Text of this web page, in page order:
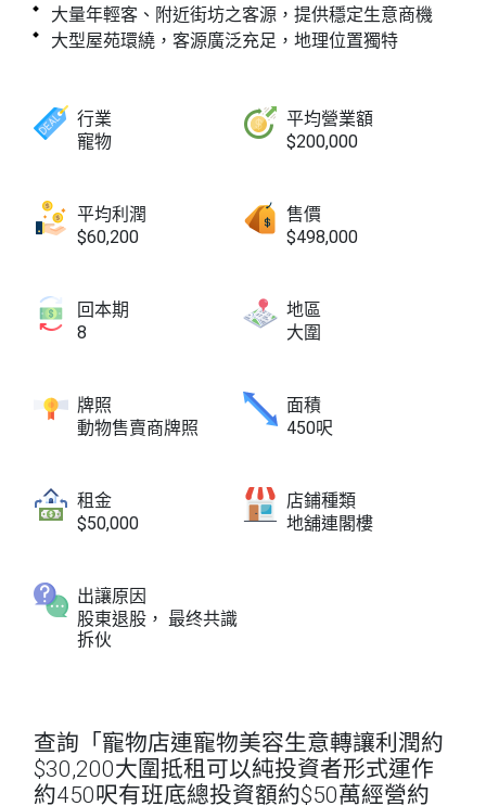
大量年輕客、附近街坊之客源，提供穩定生意商機
大型屋苑環繞，客源廣泛充足，地理位置獨特
行業
寵物
平均營業額
$200,000
平均利潤
$60,200
售價
$498,000
回本期
8
地區
大圍
牌照
動物售賣商牌照
面積
450呎
租金
$50,000
店鋪種類
地舖連閣樓
出讓原因
股東退股， 最终共識
拆伙
查詢「寵物店連寵物美容生意轉讓利潤約
$30,200大圍抵租可以純投資者形式運作
約450呎有班底總投資額約$50萬經營約